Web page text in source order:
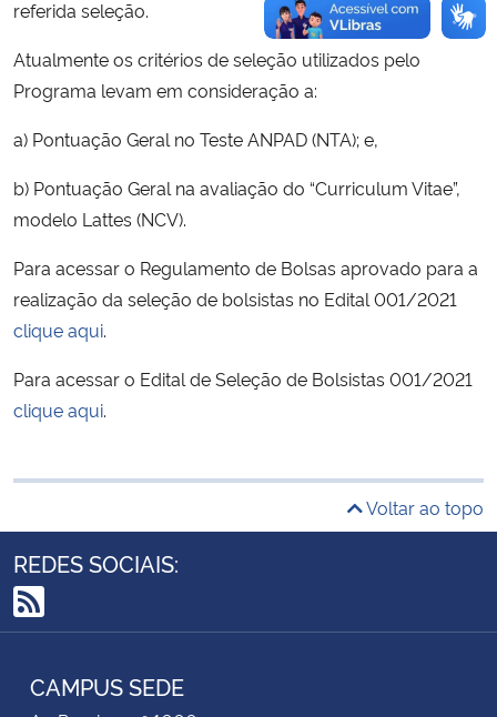
referida seleção.
Atualmente os critérios de seleção utilizados pelo
Programa levam em consideração a:
a) Pontuação Geral no Teste ANPAD (NTA); e,
b) Pontuação Geral na avaliação do “Curriculum Vitae”,
modelo Lattes (NCV).
Para acessar o Regulamento de Bolsas aprovado para a
realização da seleção de bolsistas no Edital 001/2021
clique aqui.
Para acessar o Edital de Seleção de Bolsistas 001/2021
clique aqui.
Voltar ao topo
REDES SOCIAIS:
RSS
CAMPUS SEDE